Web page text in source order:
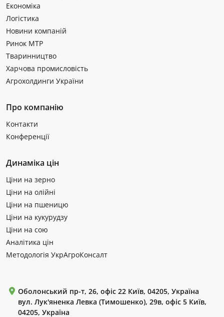
Економіка
Логістика
Новини компаній
Ринок МТР
Тваринництво
Харчова промисловість
Агрохолдинги України
Про компанію
Контакти
Конференції
Динаміка цін
Ціни на зерно
Ціни на олійні
Ціни на пшеницю
Ціни на кукурудзу
Ціни на сою
Аналітика цін
Методологія УкрАгроКонсалт
Оболонський пр-т, 26, офіс 22 Київ, 04205, Україна
вул. Лук'яненка Левка (Тимошенко), 29в, офіс 5 Київ,
04205, Україна